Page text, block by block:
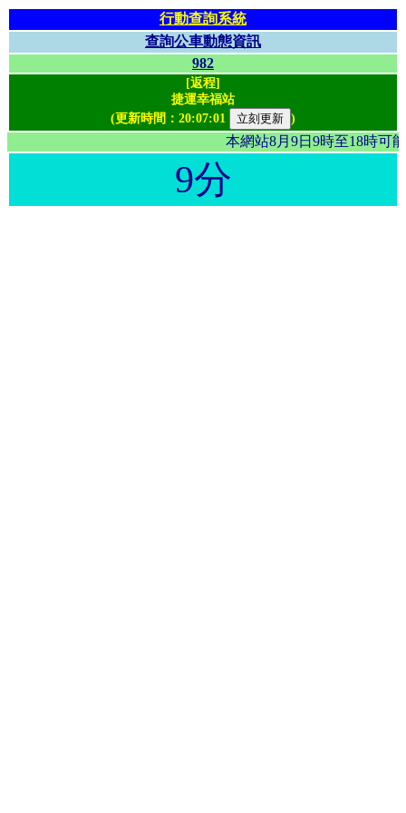
行動查詢系統
查詢公車動態資訊
982
[返程]
捷運幸福站
(更新時間： 20:07:01 )
本網站8月9日9時至18
9分